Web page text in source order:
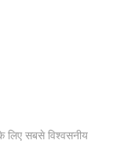
लिए सबसे विश्वसनीय